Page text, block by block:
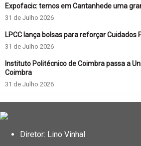
Expofacic: temos em Cantanhede uma
31 de Julho 2026
LPCC lança bolsas para reforçar Cuidados
31 de Julho 2026
Instituto Politécnico de Coimbra passa a
Coimbra
31 de Julho 2026
Diretor: Lino Vinhal